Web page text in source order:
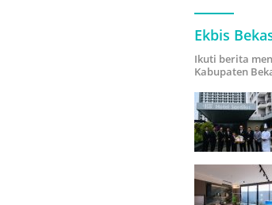
Ekbis
Ikuti berita
Kabupaten